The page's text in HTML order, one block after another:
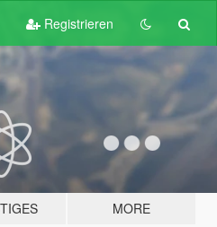
Registrieren
MORE